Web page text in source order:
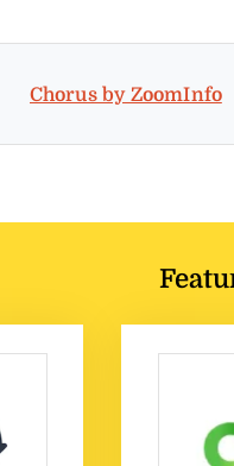
Chorus by ZoomInfo